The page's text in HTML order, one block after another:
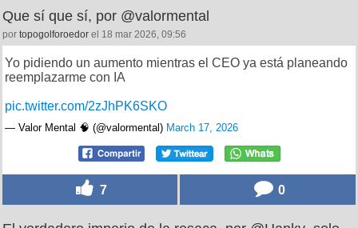
Que sí que sí, por @valormental
por topogolforoedor el 18 mar 2026, 09:56
Yo pidiendo un aumento mientras el CEO ya está planeando
reemplazarme con IA
pic.twitter.com/2zJhPK6SKO
— Valor Mental 🧠 (@valormental) March 17, 2026
7 0